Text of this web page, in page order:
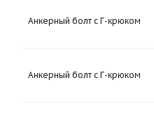
Анкерный болт с Г-крюком
Анкерный болт с Г-крюком